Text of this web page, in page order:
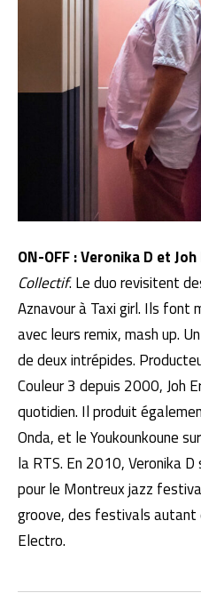
ON-OFF : Veronika D et
Collectif. Le duo revisitent
Aznavour à Taxi girl. Ils font
avec leurs remix, mash up.
de deux intrépides.
Couleur 3 depuis 2000, Joh
quotidien. Il produit
Onda, et le Youkounkoune
la RTS. En 2010, Veronika D
pour le Montreux jazz
groove, des festivals autant
Electro.